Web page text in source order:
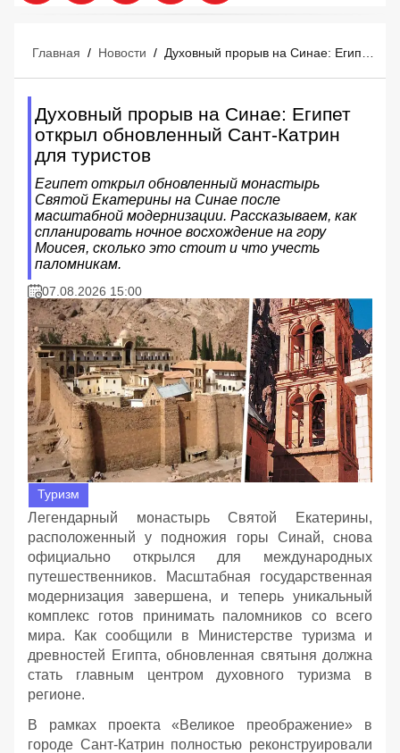
Главная / Новости /
Духовный прорыв на Синае: Египет
открыл обновленный Сант-Катрин
для туристов
Египет открыл обновленный монастырь
Святой Екатерины на Синае после
масштабной модернизации. Рассказываем, как
спланировать ночное восхождение на гору
Моисея, сколько это стоит и что учесть
паломникам.
07.08.2026 15:00
Туризм
Легендарный монастырь Святой Екатерины,
расположенный у подножия горы Синай, снова
официально открылся для международных
путешественников. Масштабная государственная
модернизация завершена, и теперь уникальный
комплекс готов принимать паломников со всего
мира. Как сообщили в Министерстве туризма и
древностей Египта, обновленная святыня должна
стать главным центром духовного туризма в
регионе.
В рамках проекта «Великое преображение» в
городе Сант-Катрин полностью реконструировали